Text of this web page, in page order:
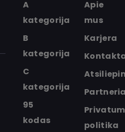
A
kategorija
B
kategorija
C
kategorija
95
kodas
Apie
mus
Karjera
politika